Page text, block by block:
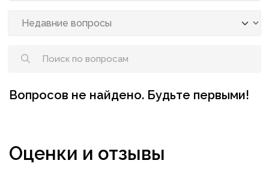
Вопросов не найдено. Будьте первыми!
Оценки и отзывы